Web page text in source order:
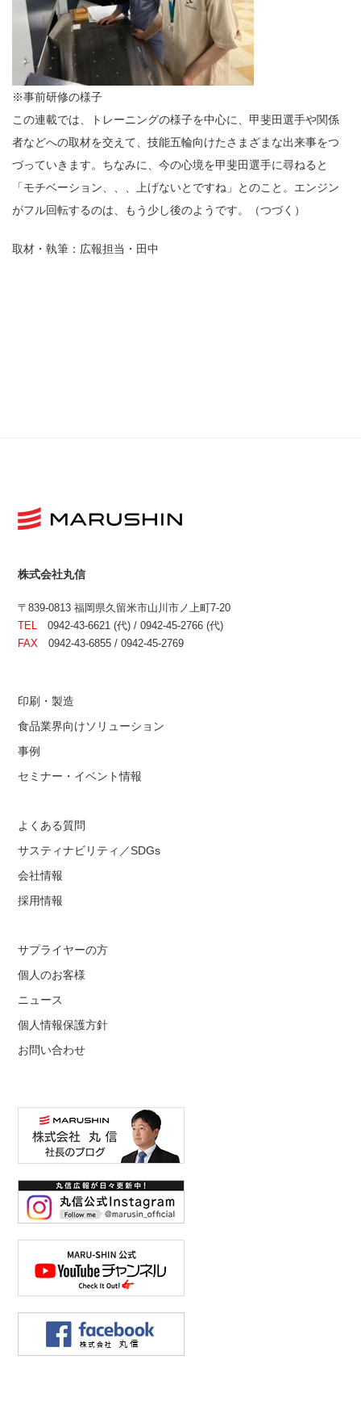
※事前研修の様子
この連載では、トレーニングの様子を中心に、甲斐田選手や関係
者などへの取材を交えて、技能五輪向けたさまざまな出来事をつ
づっていきます。ちなみに、今の心境を甲斐田選手に尋ねると
「モチベーション、、、上げないとですね」とのこと。エンジン
がフル回転するのは、もう少し後のようです。（つづく）
取材・執筆：広報担当・田中
株式会社丸信
〒839-0813 福岡県久留米市山川市ノ上町7-20
TEL
0942-43-6621 (代) / 0942-45-2766 (代)
FAX 0942-43-6855 / 0942-45-2769
印刷・製造
食品業界向けソリューション
事例
セミナー・イベント情報
よくある質問
サスティナビリティ／SDGs
会社情報
採用情報
サプライヤーの方
個人のお客様
ニュース
個人情報保護方針
お問い合わせ